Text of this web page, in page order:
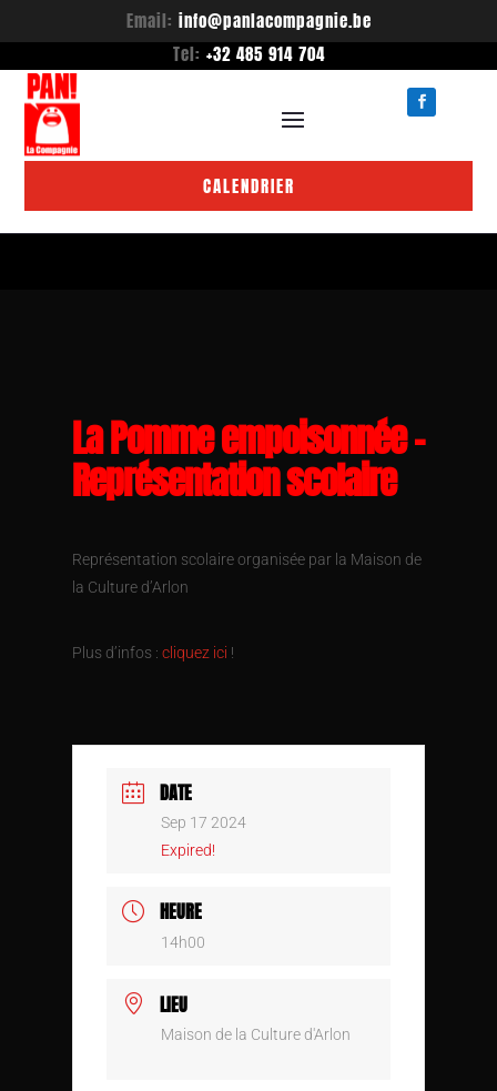
Email: info@panlacompagnie.be
Tel: +32 485 914 704
CALENDRIER
La Pomme empoisonnée –
Représentation scolaire
Représentation scolaire organisée par la Maison de
la Culture d’Arlon
Plus d’infos : cliquez ici !
DATE
Sep 17 2024
Expired!
HEURE
14h00
LIEU
Maison de la Culture d'Arlon